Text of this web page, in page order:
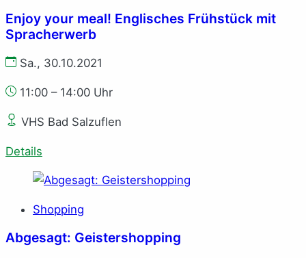
Enjoy your meal! Englisches Frühstück mit
Spracherwerb
Sa., 30.10.2021
11:00 – 14:00 Uhr
VHS Bad Salzuflen
Details
Shopping
Abgesagt: Geistershopping